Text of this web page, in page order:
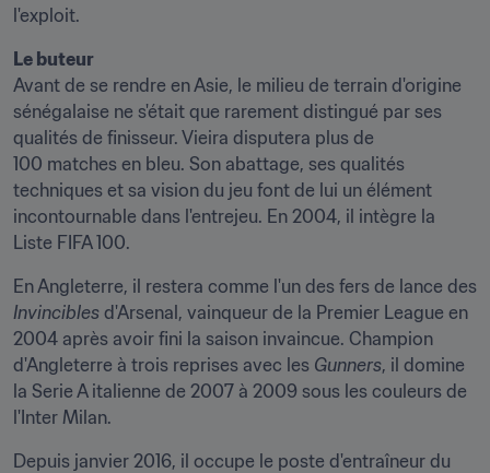
l'exploit.
Le buteur
Avant de se rendre en Asie, le milieu de terrain d'origine
sénégalaise ne s'était que rarement distingué par ses
qualités de finisseur. Vieira disputera plus de
100 matches en bleu. Son abattage, ses qualités
techniques et sa vision du jeu font de lui un élément
incontournable dans l'entrejeu. En 2004, il intègre la
Liste FIFA 100.
Invincibles d'Arsenal, vainqueur de la Premier League en
2004 après avoir fini la saison invaincue. Champion
d'Angleterre à trois reprises avec les Gunners, il domine
la Serie A italienne de 2007 à 2009 sous les couleurs de
l'Inter Milan.
Depuis janvier 2016, il occupe le poste d'entraîneur du